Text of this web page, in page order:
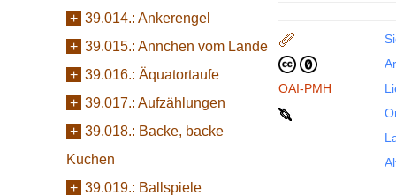
+ 39.014.: Ankerengel
+ 39.015.: Annchen vom Lande
+ 39.016.: Äquatortaufe
+ 39.017.: Aufzählungen
+ 39.018.: Backe, backe
Kuchen
+ 39.019.: Ballspiele
OAI-PMH